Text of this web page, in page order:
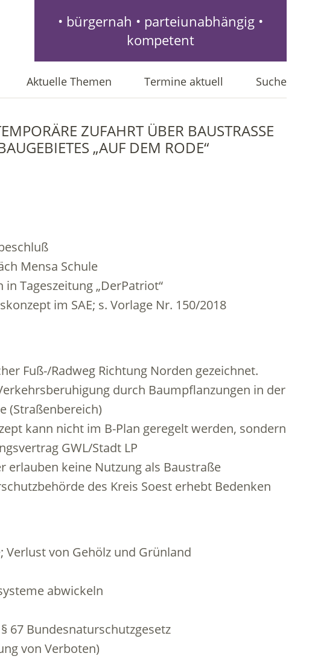
• bürgernah • parteiunabhängig •
kompetent
Aktuelle Themen Termine aktuell Suche
ZUFAHRT ÜBER BAUSTRASSE Z
„AUF DEM RODE“
Mensa Schule
„DerPatriot“
im SAE; s. Vorlage Nr. 150/2018
Radweg Richtung Norden gezeichnet.
durch Baumpflanzungen in der
nicht im B-Plan geregelt werden, sondern
GWL/Stadt LP
keine Nutzung als Baustraße
des Kreis Soest erhebt Bedenken
von Gehölz und Grünland
abwickeln
67 Bundesnaturschutzgesetz
von Verboten)